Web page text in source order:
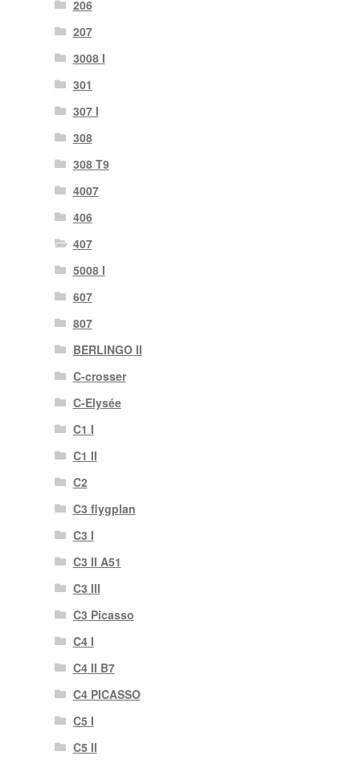
206
207
3008 I
301
307 I
308
308 T9
4007
406
407
5008 I
607
807
BERLINGO II
C-crosser
C-Elysée
C1 I
C1 II
C2
C3 flygplan
C3 I
C3 II A51
C3 III
C3 Picasso
C4 I
C4 II B7
C4 PICASSO
C5 I
C5 II